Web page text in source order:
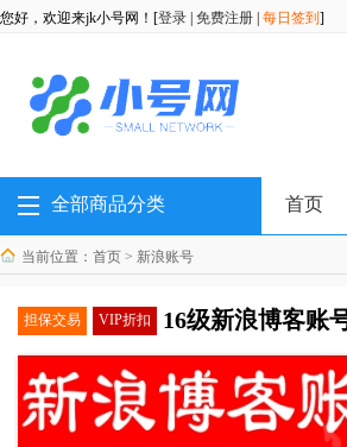
您好，欢迎来jk小号网！[登录 免费注册 每日签到 ]
全部商品分类 首页
当前位置： 首页 > 新浪账号
担保交易 VIP折扣 16级新浪博客账